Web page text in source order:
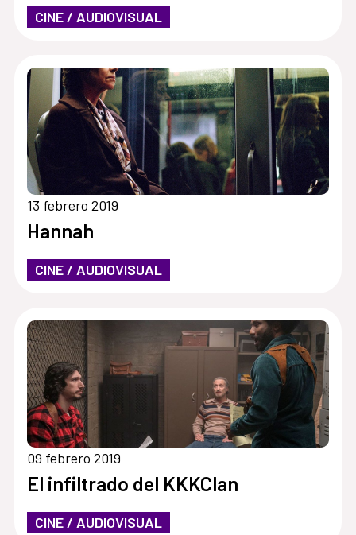
CINE / AUDIOVISUAL
13 febrero 2019
Hannah
CINE / AUDIOVISUAL
09 febrero 2019
El infiltrado del KKKClan
CINE / AUDIOVISUAL